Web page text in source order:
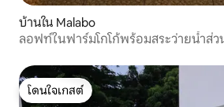
บ้านใน Malabo
ลอฟท์ในฟาร์มโกโก้พร้อมสระว่ายน้ำส่ว
โดนใจเกสต์
โดนใจเกสต์